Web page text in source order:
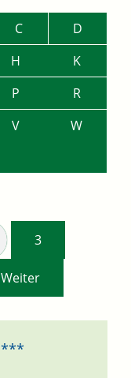
C
D
H
K
P
R
V
W
3
Weiter